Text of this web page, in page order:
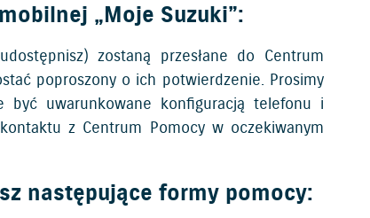
„Moje Suzuki”:
zostaną przesłane do Centrum
poproszony o ich potwierdzenie. Prosimy
być uwarunkowane konfiguracją telefonu i
z Centrum Pomocy w oczekiwanym
następujące formy pomocy: